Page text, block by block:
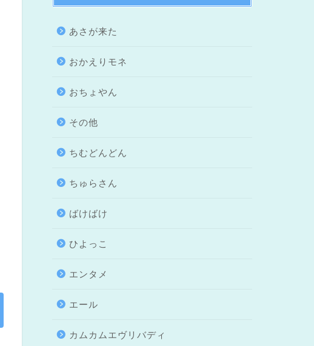
あさが来た
おかえりモネ
おちょやん
その他
ちむどんどん
ちゅらさん
ばけばけ
ひよっこ
エンタメ
エール
カムカムエヴリバディ